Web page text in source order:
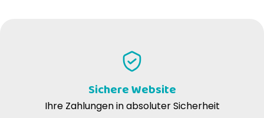
Sichere Website
Ihre Zahlungen in absoluter Sicherheit